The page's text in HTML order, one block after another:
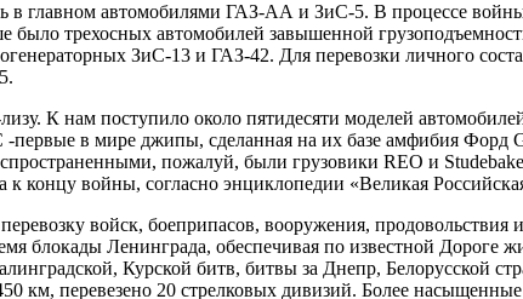
в главном автомобилями ГАЗ-АА и ЗиС-5. В процессе
трехосных автомобилей завышенной
ЗиС-13 и ГАЗ-42. Для перевозки личного
К нам поступило около пятидесяти моделей
первые в мире джипы, сделанная на их базе амфибия
пожалуй, были грузовики REO и
концу войны, согласно энциклопедии «Великая
войск, боеприпасов, вооружения,
блокады Ленинграда, обеспечивая по известной Дороге
Курской битв, битвы за Днепр, Белорусской
км, перевезено 20 стрелковых дивизий. Более